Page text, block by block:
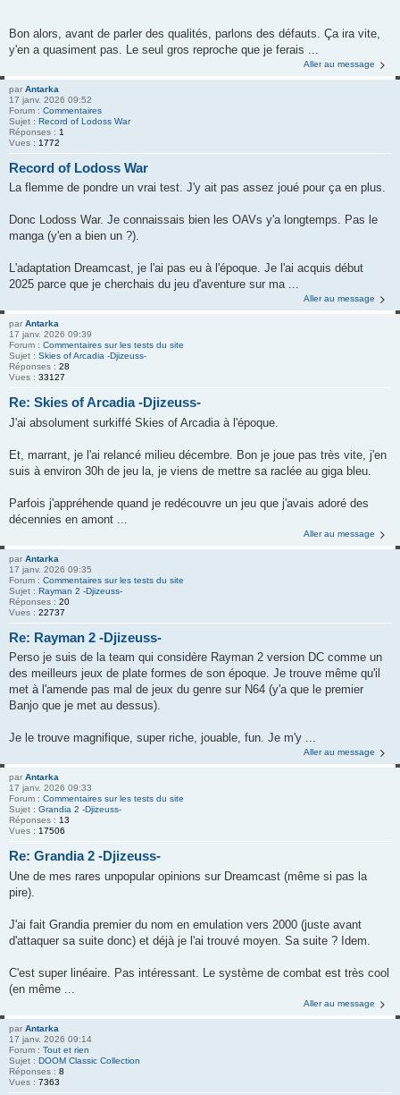
Bon alors, avant de parler des qualités, parlons des défauts. Ça ira vite,
y'en a quasiment pas. Le seul gros reproche que je ferais ...
Aller au message
par Antarka
17 janv. 2026 09:52
Forum : Commentaires
Sujet : Record of Lodoss War
Réponses : 1
Vues : 1772
Record of Lodoss War
La flemme de pondre un vrai test. J'y ait pas assez joué pour ça en plus.
Donc Lodoss War. Je connaissais bien les OAVs y'a longtemps. Pas le
manga (y'en a bien un ?).
L'adaptation Dreamcast, je l'ai pas eu à l'époque. Je l'ai acquis début
2025 parce que je cherchais du jeu d'aventure sur ma ...
Aller au message
par Antarka
17 janv. 2026 09:39
Forum : Commentaires sur les tests du site
Sujet : Skies of Arcadia -Djizeuss-
Réponses : 28
Vues : 33127
Re: Skies of Arcadia -Djizeuss-
J'ai absolument surkiffé Skies of Arcadia à l'époque.
Et, marrant, je l'ai relancé milieu décembre. Bon je joue pas très vite, j'en
suis à environ 30h de jeu la, je viens de mettre sa raclée au giga bleu.
Parfois j'appréhende quand je redécouvre un jeu que j'avais adoré des
décennies en amont ...
Aller au message
par Antarka
17 janv. 2026 09:35
Forum : Commentaires sur les tests du site
Sujet : Rayman 2 -Djizeuss-
Réponses : 20
Vues : 22737
Re: Rayman 2 -Djizeuss-
Perso je suis de la team qui considère Rayman 2 version DC comme un
des meilleurs jeux de plate formes de son époque. Je trouve même qu'il
met à l'amende pas mal de jeux du genre sur N64 (y'a que le premier
Banjo que je met au dessus).
Je le trouve magnifique, super riche, jouable, fun. Je m'y ...
Aller au message
par Antarka
17 janv. 2026 09:33
Forum : Commentaires sur les tests du site
Sujet : Grandia 2 -Djizeuss-
Réponses : 13
Vues : 17506
Re: Grandia 2 -Djizeuss-
Une de mes rares unpopular opinions sur Dreamcast (même si pas la
pire).
J'ai fait Grandia premier du nom en emulation vers 2000 (juste avant
d'attaquer sa suite donc) et déjà je l'ai trouvé moyen. Sa suite ? Idem.
C'est super linéaire. Pas intéressant. Le système de combat est très cool
(en même ...
Aller au message
par Antarka
17 janv. 2026 09:14
Forum : Tout et rien
Sujet : DOOM Classic Collection
Réponses : 8
Vues : 7363